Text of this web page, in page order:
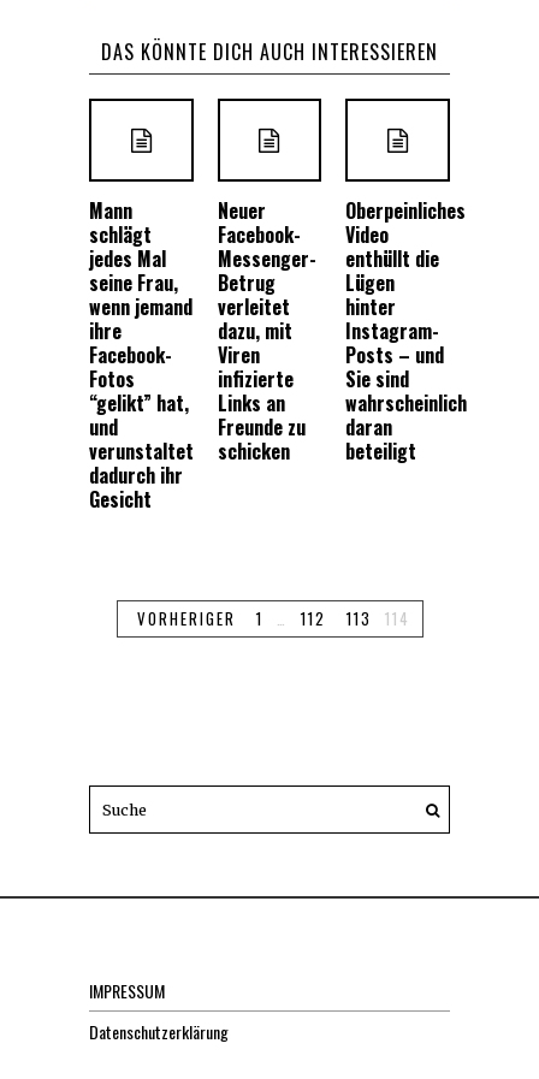
DAS KÖNNTE DICH AUCH INTERESSIEREN
Mann
schlägt
jedes Mal
seine Frau,
wenn jemand
ihre
Facebook-
Fotos
“gelikt” hat,
und
verunstaltet
dadurch ihr
Gesicht
Neuer
Facebook-
Messenger-
Betrug
verleitet
dazu, mit
Viren
infizierte
Links an
Freunde zu
schicken
Oberpeinliches
Video
enthüllt die
Lügen
hinter
Instagram-
Posts – und
Sie sind
wahrscheinlich
daran
beteiligt
VORHERIGER 1 … 112 113 114
IMPRESSUM
Datenschutzerklärung